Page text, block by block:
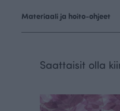
Materiaali ja hoito-ohjeet
Saattaisit olla